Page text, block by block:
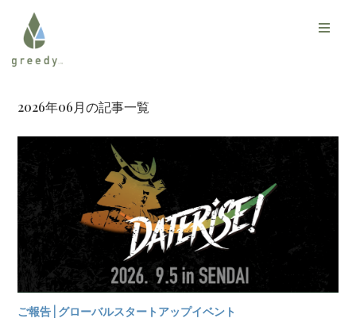
2026年06月の記事一覧
ご報告 | グローバルスタートアップイベント